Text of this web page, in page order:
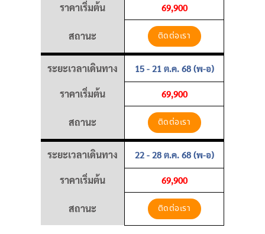
ราคาเริ่มต้น 69,900
สถานะ ติดต่อเรา
ระยะเวลาเดินทาง 15 - 21 ต.ค. 68 (พ-อ)
ราคาเริ่มต้น 69,900
สถานะ ติดต่อเรา
ระยะเวลาเดินทาง 22 - 28 ต.ค. 68 (พ-อ)
ราคาเริ่มต้น 69,900
สถานะ ติดต่อเรา